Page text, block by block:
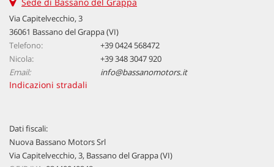
Via Capitelvecchio, 3
36061 Bassano del Grappa (VI)
Telefono:
+39 0424 568472
Nicola:
+39 348 3047 920
Email:
info@bassanomotors.it
Indicazioni stradali
Dati fiscali:
Nuova Bassano Motors Srl
Via Capitelvecchio, 3, Bassano del Grappa (VI)